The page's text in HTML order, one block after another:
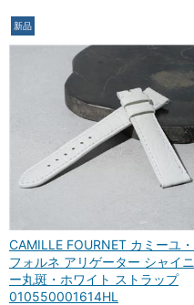
新品
CAMILLE FOURNET カミーユ・
フォルネ アリゲーター シャイニ
ー丸斑・ホワイト ストラップ
010550001614HL